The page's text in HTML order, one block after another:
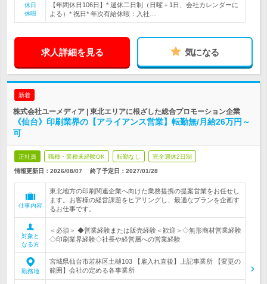
休日
休暇
【年間休日106日】* 週休二日制（日曜＋1日、会社カレンダーに
よる）* 祝日* 年次有給休暇：入社…
求人詳細を見る 気になる
新着
株式会社ユーメディア | 東北エリアに根ざした総合プロモーション企業
《仙台》印刷業界の【アライアンス営業】転勤無/月給26万円～
可
正社員 職種・業種未経験OK 転勤なし 完全週休2日制
情報更新日：2026/08/07 終了予定日： 2027/01/28
仕事内容
東北地方の印刷関連企業へ向けた業務提携の提案営業をお任せし
ます。お客様の経営課題をヒアリングし、最適なプランを企画す
るお仕事です。
対象と
なる方
＜必須＞ ◆営業経験または販売経験＜歓迎＞◇無形商材営業経験
◇印刷業界経験◇社長や経営層への営業経験
勤務地
宮城県仙台市若林区土樋103 【雇入れ直後】上記事業所 【変更の
範囲】会社の定める各事業所